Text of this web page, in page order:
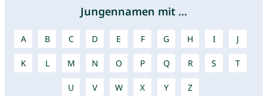
Jungennamen mit ...
A B C D E F G H I J
K L M N O P Q R S T
U V W X Y Z